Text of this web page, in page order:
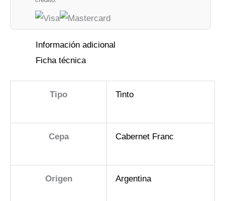
Información adicional
Ficha técnica
Tipo Tinto
Cepa Cabernet Franc
Origen Argentina